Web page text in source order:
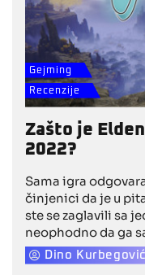
Gejming
Recenzije
Zašto je
2022?
Sama igra
činjenici da je u
ste se zaglavili sa
neophodno da ga
opremu i vratiti se
prepreke nisu
Dino Kurbegović